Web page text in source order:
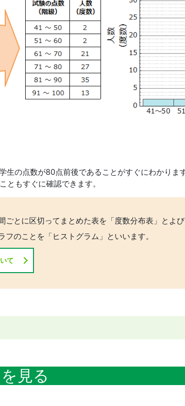
生の点数が80点前後であることがすぐにわかりま
ともすぐに確認できます。
ごとに区切ってまとめた表を「度数分布表」とよ
フのことを「ヒストグラム」といいます。
て
見る